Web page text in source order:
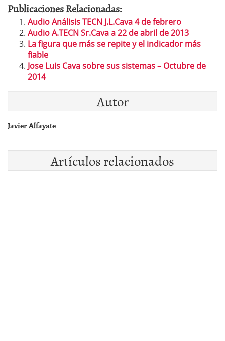
Publicaciones Relacionadas:
Audio Análisis TECN J.L.Cava 4 de febrero
Audio A.TECN Sr.Cava a 22 de abril de 2013
La figura que más se repite y el indicador más
fiable
Jose Luis Cava sobre sus sistemas – Octubre de
2014
Autor
Javier Alfayate
Artículos relacionados